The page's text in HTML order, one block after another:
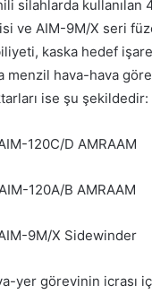
silahlarda
ve AIM-9M/X seri
kaska hedef
menzil hava-hava
ise şu şekildedir:
120C/D AMRAAM
120A/B AMRAAM
9M/X Sidewinder
yer görevinin icrası